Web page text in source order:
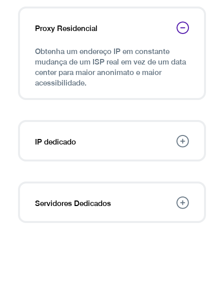
Proxy Residencial
Obtenha um endereço IP em constante
mudança de um ISP real em vez de um data
center para maior anonimato e maior
acessibilidade.
IP dedicado
Servidores Dedicados